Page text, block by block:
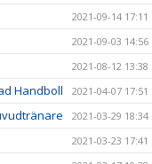
2021-09-14 17:11
2021-09-03 14:56
2021-08-12 13:38
Handboll 2021-04-07 17:51
2021-03-29 18:34
2021-03-23 17:41